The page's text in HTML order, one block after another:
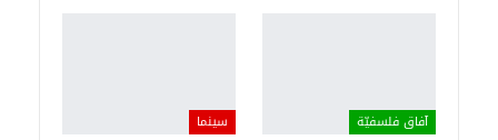
آفاق فلسفيّة‎ سينما